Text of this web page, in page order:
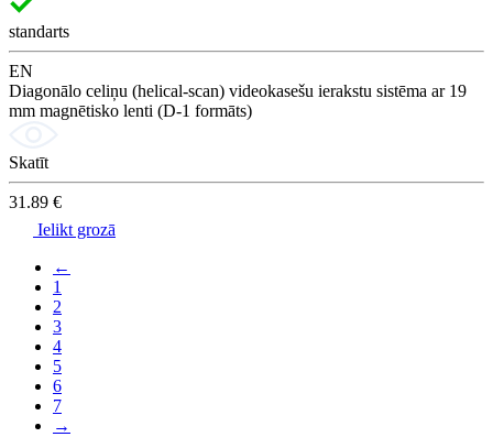
standarts
EN
Diagonālo celiņu (helical-scan) videokasešu ierakstu sistēma ar 19
mm magnētisko lenti (D-1 formāts)
Skatīt
31.89 €
Ielikt grozā
←
1
2
3
4
5
6
7
→